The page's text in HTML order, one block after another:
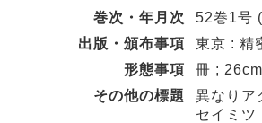
巻次・年月次
52巻1号
出版・頒布事項
東京 : 精
形態事項
冊 ; 26cm
その他の標題
異なりア
セイミツ